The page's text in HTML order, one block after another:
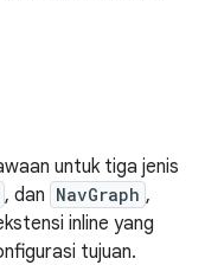
untuk tiga jenis
, dan NavGraph ,
inline yang
tujuan.